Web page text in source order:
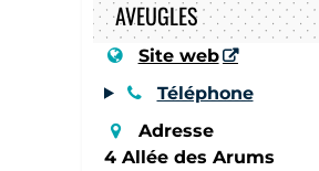
AVEUGLES
Site web
Téléphone
Adresse
4 Allée des Arums